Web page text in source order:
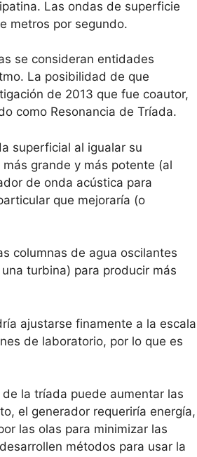
Las ondas de superficie
metros por segundo.
se consideran entidades
La posibilidad de que
de 2013 que fue coautor,
como Resonancia de Tríada.
superficial al igualar su
grande y más potente (al
de onda acústica para
que mejoraría (o
columnas de agua oscilantes
turbina) para producir más
ajustarse finamente a la escala
de laboratorio, por lo que es
la tríada puede aumentar las
el generador requeriría energía,
las olas para minimizar las
métodos para usar la